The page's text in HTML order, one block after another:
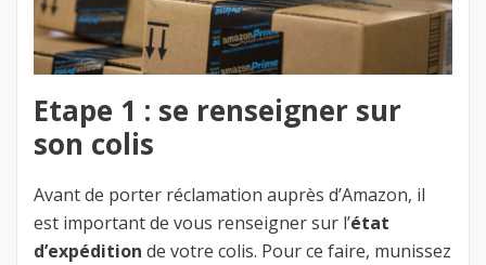
Etape 1 : se renseigner sur
son colis
Avant de porter réclamation auprès d’Amazon, il
est important de vous renseigner sur l’état
d’expédition de votre colis. Pour ce faire, munissez